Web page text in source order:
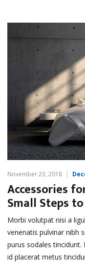
November 23, 2018
Accessories
Small Steps to
Morbi volutpat nisi a
venenatis pulvinar nibh
purus sodales
id placerat metus